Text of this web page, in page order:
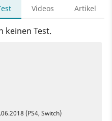
Videos Artikel
keinen Test.
(PS4, Switch)